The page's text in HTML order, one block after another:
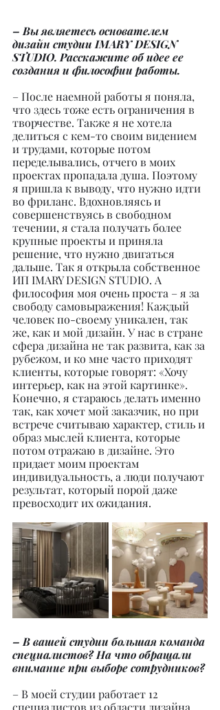
– Вы являетесь основателем
дизайн студии IMARY DESIGN
STUDIO. Расскажите об идее ее
создания и философии работы.
– После наемной работы я поняла,
что здесь тоже есть ограничения в
творчестве. Также я не хотела
делиться с кем-то своим видением
и трудами, которые потом
переделывались, отчего в моих
проектах пропадала душа. Поэтому
я пришла к выводу, что нужно идти
во фриланс. Вдохновляясь и
совершенствуясь в свободном
течении, я стала получать более
крупные проекты и приняла
решение, что нужно двигаться
дальше. Так я открыла собственное
ИП IMARY DESIGN STUDIO. А
философия моя очень проста – я за
свободу самовыражения! Каждый
человек по-своему уникален, так
же, как и мой дизайн. У нас в стране
сфера дизайна не так развита, как за
рубежом, и ко мне часто приходят
клиенты, которые говорят: «Хочу
интерьер, как на этой картинке».
Конечно, я стараюсь делать именно
так, как хочет мой заказчик, но при
встрече считываю характер, стиль и
образ мыслей клиента, которые
потом отражаю в дизайне. Это
придает моим проектам
индивидуальность, а люди получают
результат, который порой даже
превосходит их ожидания.
– В вашей студии большая команда
специалистов? На что обращали
внимание при выборе сотрудников?
– В моей студии работает 12
специалистов из области дизайна,